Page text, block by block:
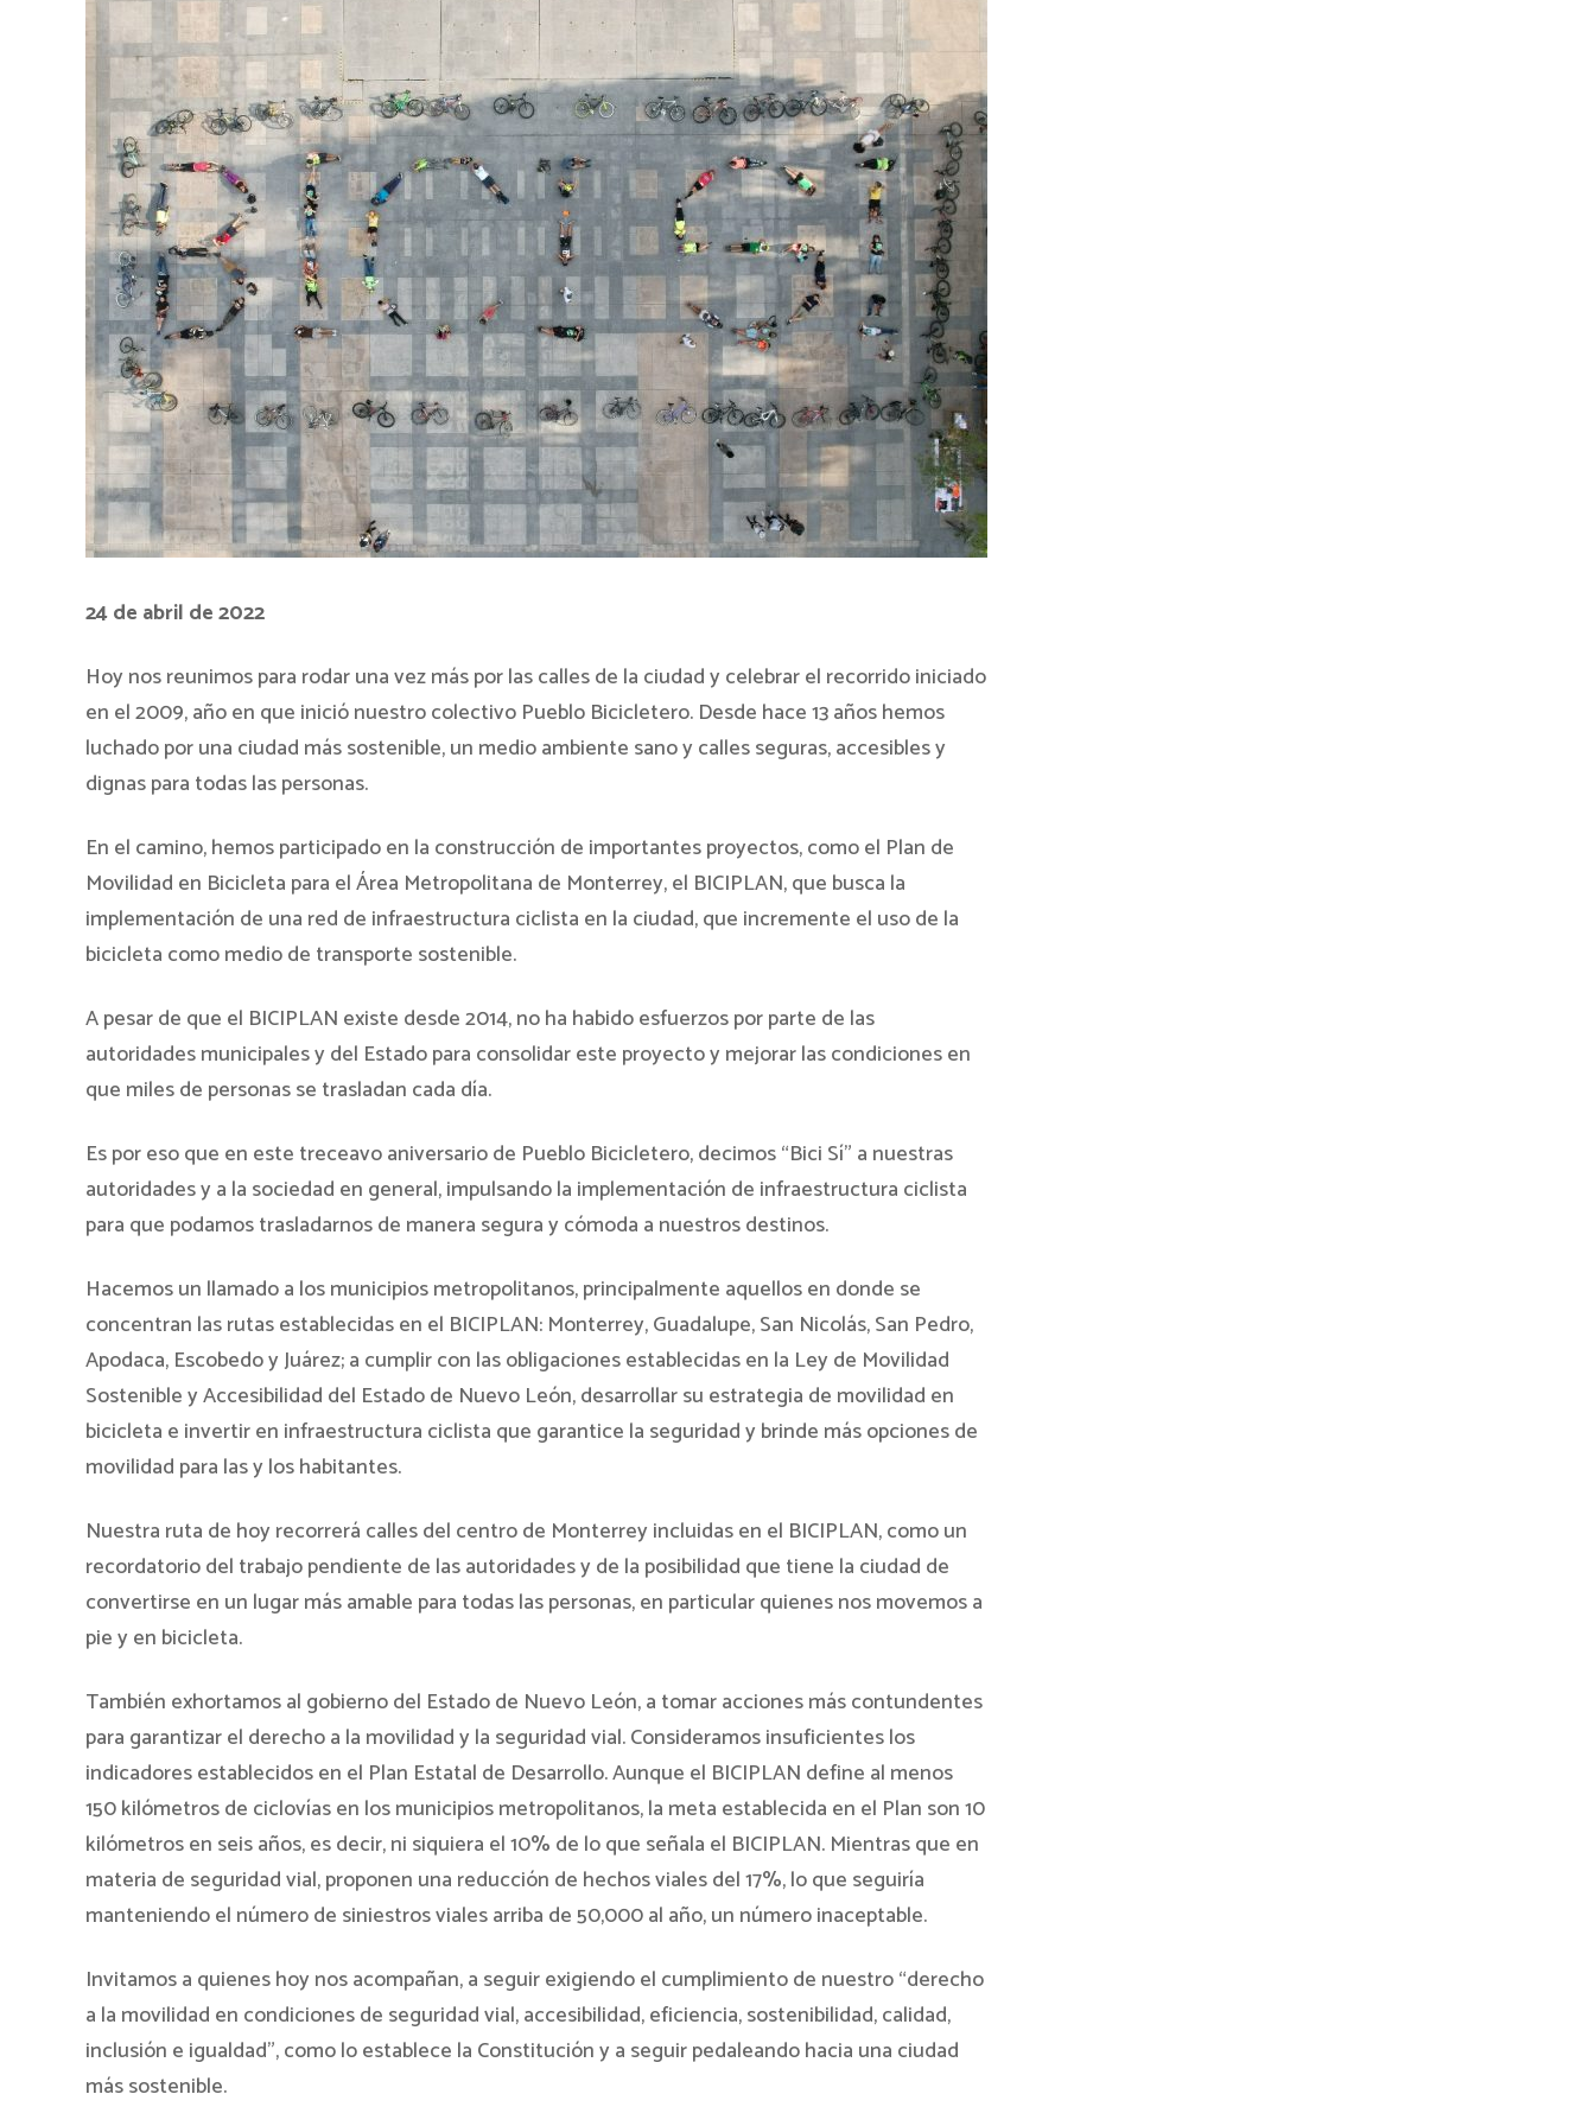
24 de abril de 2022
Hoy nos reunimos para rodar una vez más por las calles de la ciudad y celebrar el recorrido iniciado
en el 2009, año en que inició nuestro colectivo Pueblo Bicicletero. Desde hace 13 años hemos
luchado por una ciudad más sostenible, un medio ambiente sano y calles seguras, accesibles y
dignas para todas las personas.
En el camino, hemos participado en la construcción de importantes proyectos, como el Plan de
Movilidad en Bicicleta para el Área Metropolitana de Monterrey, el BICIPLAN, que busca la
implementación de una red de infraestructura ciclista en la ciudad, que incremente el uso de la
bicicleta como medio de transporte sostenible.
A pesar de que el BICIPLAN existe desde 2014, no ha habido esfuerzos por parte de las
autoridades municipales y del Estado para consolidar este proyecto y mejorar las condiciones en
que miles de personas se trasladan cada día.
Es por eso que en este treceavo aniversario de Pueblo Bicicletero, decimos “Bici Sí” a nuestras
autoridades y a la sociedad en general, impulsando la implementación de infraestructura ciclista
para que podamos trasladarnos de manera segura y cómoda a nuestros destinos.
Hacemos un llamado a los municipios metropolitanos, principalmente aquellos en donde se
concentran las rutas establecidas en el BICIPLAN: Monterrey, Guadalupe, San Nicolás, San Pedro,
Apodaca, Escobedo y Juárez; a cumplir con las obligaciones establecidas en la Ley de Movilidad
Sostenible y Accesibilidad del Estado de Nuevo León, desarrollar su estrategia de movilidad en
bicicleta e invertir en infraestructura ciclista que garantice la seguridad y brinde más opciones de
movilidad para las y los habitantes.
Nuestra ruta de hoy recorrerá calles del centro de Monterrey incluidas en el BICIPLAN, como un
recordatorio del trabajo pendiente de las autoridades y de la posibilidad que tiene la ciudad de
convertirse en un lugar más amable para todas las personas, en particular quienes nos movemos a
pie y en bicicleta.
También exhortamos al gobierno del Estado de Nuevo León, a tomar acciones más contundentes
para garantizar el derecho a la movilidad y la seguridad vial. Consideramos insuficientes los
indicadores establecidos en el Plan Estatal de Desarrollo. Aunque el BICIPLAN define al menos
150 kilómetros de ciclovías en los municipios metropolitanos, la meta establecida en el Plan son 10
kilómetros en seis años, es decir, ni siquiera el 10% de lo que señala el BICIPLAN. Mientras que en
materia de seguridad vial, proponen una reducción de hechos viales del 17%, lo que seguiría
manteniendo el número de siniestros viales arriba de 50,000 al año, un número inaceptable.
Invitamos a quienes hoy nos acompañan, a seguir exigiendo el cumplimiento de nuestro “derecho
a la movilidad en condiciones de seguridad vial, accesibilidad, eficiencia, sostenibilidad, calidad,
inclusión e igualdad”, como lo establece la Constitución y a seguir pedaleando hacia una ciudad
más sostenible.